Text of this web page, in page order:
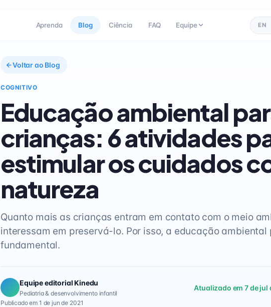
Aprenda Blog Ciência FAQ Equipe EN
Voltar ao Blog
COGNITIVO
Educação ambiental
crianças: 6 atividades
estimular os cuidados
natureza
Quanto mais as crianças entram em contato com o meio
interessam em preservá-lo. Por isso, a educação ambiental
fundamental.
Equipe editorial Kinedu
Pediatria & desenvolvimento infantil
Atualizado em 7 de jul
Publicado em 1 de jun de 2021